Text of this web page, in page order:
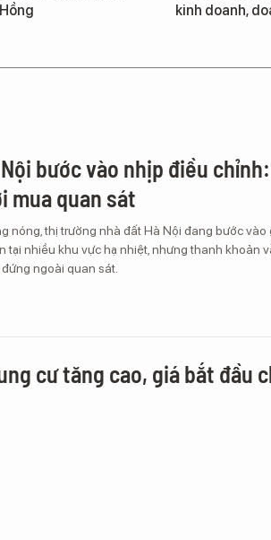
kinh doanh,
bước vào nhịp điều
mua quan sát
nóng, thị trường nhà đất Hà Nội đang bước vào
tại nhiều khu vực hạ nhiệt, nhưng thanh khoản
ngoài quan sát.
cư tăng cao, giá bắt đầu